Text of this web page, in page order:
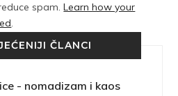
spam.Learn how your
.
ČLANCI
- nomadizam i kaos